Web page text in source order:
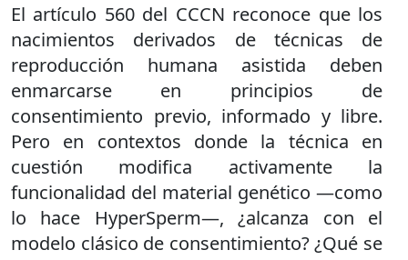
El artículo 560 del CCCN reconoce que los
nacimientos derivados de técnicas de
reproducción humana asistida deben
enmarcarse en principios de
consentimiento previo, informado y libre.
Pero en contextos donde la técnica en
cuestión modifica activamente la
funcionalidad del material genético —como
lo hace HyperSperm—, ¿alcanza con el
modelo clásico de consentimiento? ¿Qué se